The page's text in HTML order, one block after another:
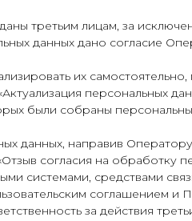
третьим лицам, за
данных дано согласие
их
персональных
были собраны
данных, направив
согласия на обработку
системами, средствами
соглашением и
за действия